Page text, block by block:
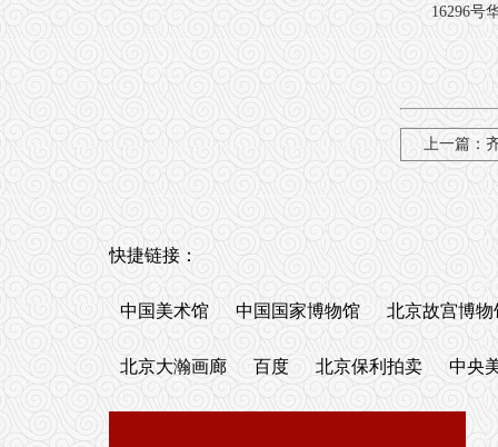
16296号
上一篇：
快捷链接：
中国美术馆 中国国家博物馆 北京故宫博物
北京大瀚画廊 百度 北京保利拍卖 中央